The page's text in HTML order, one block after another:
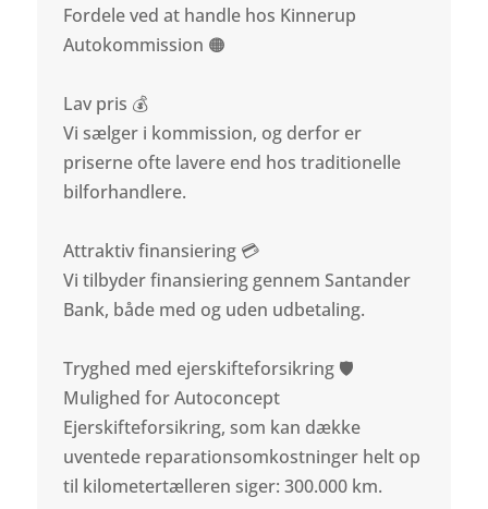
Fordele ved at handle hos Kinnerup
Autokommission 🟠
Lav pris 💰
Vi sælger i kommission, og derfor er
priserne ofte lavere end hos traditionelle
bilforhandlere.
Attraktiv finansiering 💳
Vi tilbyder finansiering gennem Santander
Bank, både med og uden udbetaling.
Tryghed med ejerskifteforsikring 🛡️
Mulighed for Autoconcept
Ejerskifteforsikring, som kan dække
uventede reparationsomkostninger helt op
til kilometertælleren siger: 300.000 km.